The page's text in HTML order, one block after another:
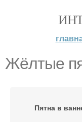
Жёлтые
Пятна в